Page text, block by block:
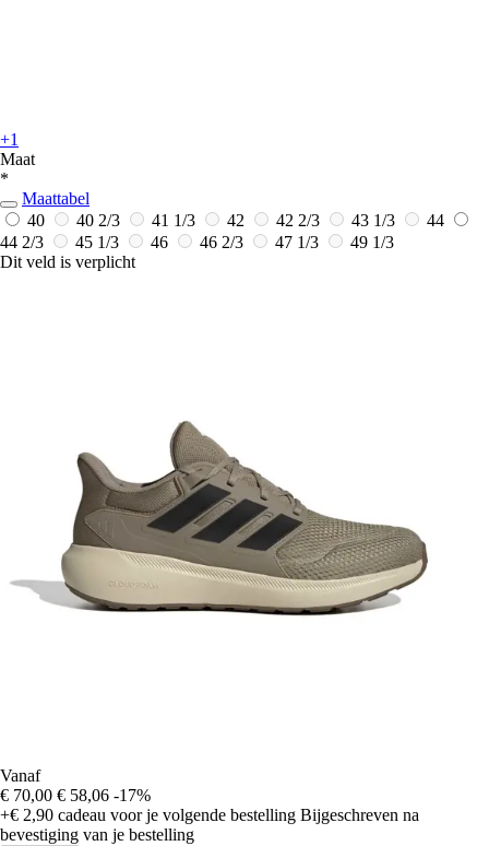
+1
Maat
*
Maattabel
40
40 2/3 41 1/3 42 42 2/3 43 1/3
44
44 2/3
45 1/3 46 46 2/3 47 1/3
49 1/3
Dit veld is verplicht
Vanaf
€ 70,00 € 58,06 -17%
+€ 2,90 cadeau voor je volgende bestelling Bijgeschreven na
bevestiging van je bestelling